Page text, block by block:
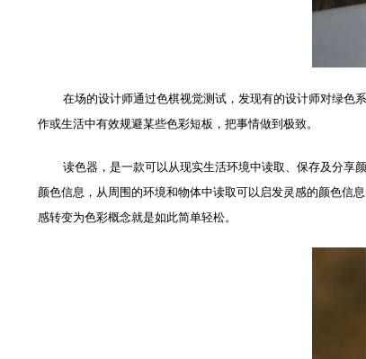
在场的设计师通过色棋视觉测试，发现有的设计师对绿色系
作或生活中有效规避某些色彩短板，把事情做到极致。
读色器，是一款可以从现实生活环境中读取、保存及分享颜
颜色信息，从周围的环境和物体中读取可以启发灵感的颜色信
感转变为色彩概念就是如此简单轻松。